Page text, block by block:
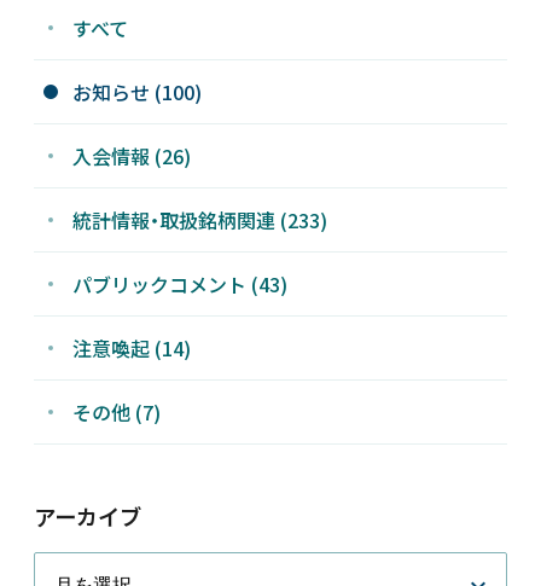
すべて
お知らせ (100)
入会情報 (26)
統計情報・取扱銘柄関連 (233)
パブリックコメント (43)
注意喚起 (14)
その他 (7)
アーカイブ